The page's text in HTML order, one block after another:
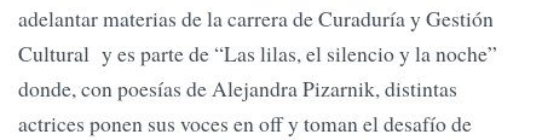
adelantar materias de la carrera de Curaduría y Gestión
Cultural y es parte de “Las lilas, el silencio y la noche”
donde, con poesías de Alejandra Pizarnik, distintas
actrices ponen sus voces en off y toman el desafío de